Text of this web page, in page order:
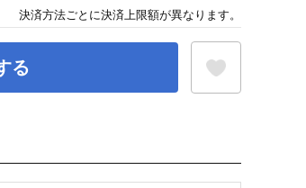
る
決済方法ごとに決済上限額が異なります。